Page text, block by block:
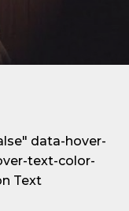
data-hover-
text-color-
Text